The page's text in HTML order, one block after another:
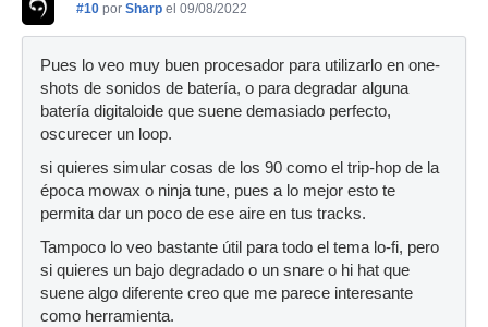
#10 por Sharp el 09/08/2022
Pues lo veo muy buen procesador para utilizarlo en one-
shots de sonidos de batería, o para degradar alguna
batería digitaloide que suene demasiado perfecto,
oscurecer un loop.
si quieres simular cosas de los 90 como el trip-hop de la
época mowax o ninja tune, pues a lo mejor esto te
permita dar un poco de ese aire en tus tracks.
Tampoco lo veo bastante útil para todo el tema lo-fi, pero
si quieres un bajo degradado o un snare o hi hat que
suene algo diferente creo que me parece interesante
como herramienta.